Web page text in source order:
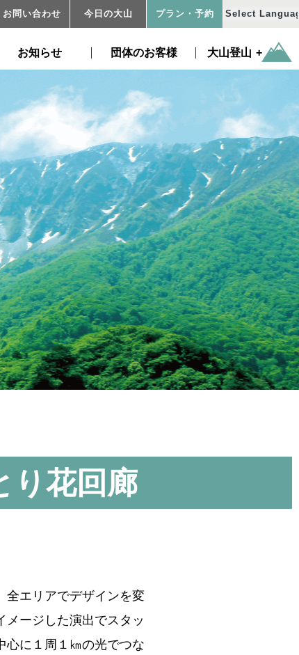
お問い合わせ 今日の大山 プラン ・予約
お知らせ 団体のお客様 大山登山
り花回廊
全エリアでデザインを変
ージした演出でスタッ
心に１周１㎞の光でつな